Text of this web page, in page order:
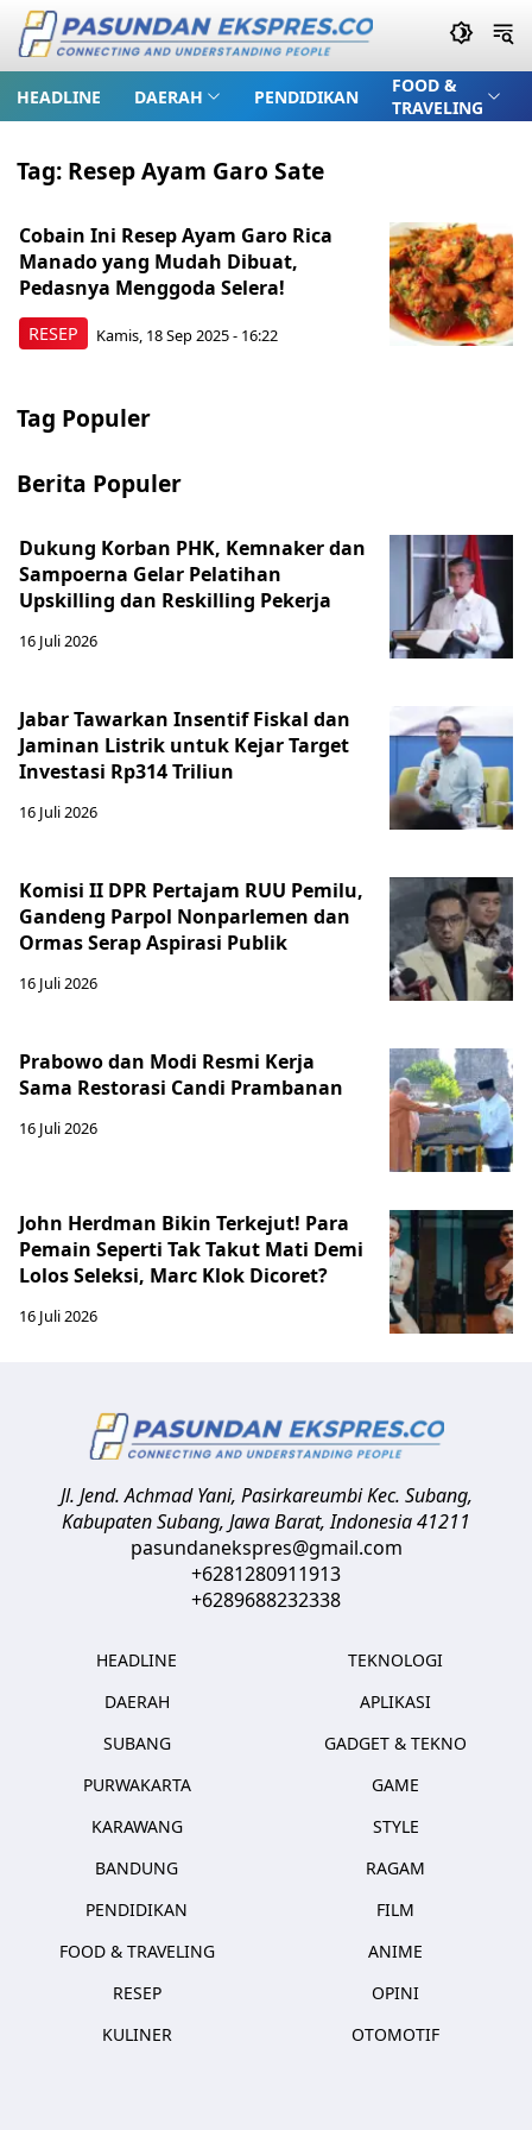
HEADLINE DAERAH PENDIDIKAN
FOOD &
TRAVELING
Tag: Resep Ayam Garo Sate
RESEP
Cobain Ini Resep Ayam Garo Rica
Manado yang Mudah Dibuat,
Pedasnya Menggoda Selera!
Kamis, 18 Sep 2025 - 16:22
Tag Populer
Berita Populer
Dukung Korban PHK, Kemnaker dan
Sampoerna Gelar Pelatihan
Upskilling dan Reskilling Pekerja
16 Juli 2026
Jabar Tawarkan Insentif Fiskal dan
Jaminan Listrik untuk Kejar Target
Investasi Rp314 Triliun
16 Juli 2026
Komisi II DPR Pertajam RUU Pemilu,
Gandeng Parpol Nonparlemen dan
Ormas Serap Aspirasi Publik
16 Juli 2026
Prabowo dan Modi Resmi Kerja
Sama Restorasi Candi Prambanan
16 Juli 2026
John Herdman Bikin Terkejut! Para
Pemain Seperti Tak Takut Mati Demi
Lolos Seleksi, Marc Klok Dicoret?
16 Juli 2026
Jl. Jend. Achmad Yani, Pasirkareumbi Kec. Subang,
Kabupaten Subang, Jawa Barat,Indonesia41211
pasundanekspres@gmail.com
+6281280911913
+6289688232338
HEADLINE
DAERAH
SUBANG
PURWAKARTA
KARAWANG
BANDUNG
PENDIDIKAN
FOOD & TRAVELING
RESEP
KULINER
TEKNOLOGI
APLIKASI
GADGET & TEKNO
GAME
STYLE
RAGAM
FILM
ANIME
OPINI
OTOMOTIF